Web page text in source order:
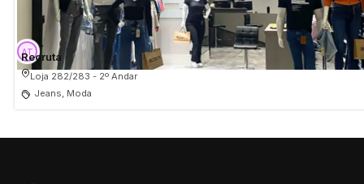
Recruta
Loja 282/283 - 2º Andar
Jeans, Moda